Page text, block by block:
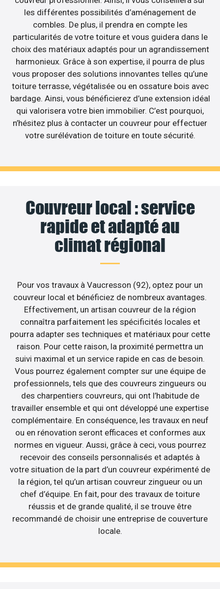
les différentes possibilités d’aménagement de
combles. De plus, il prendra en compte les
particularités de votre toiture et vous guidera dans le
choix des matériaux adaptés pour un agrandissement
harmonieux. Grâce à son expertise, il pourra de plus
vous proposer des solutions innovantes telles qu’une
toiture terrasse, végétalisée ou en ossature bois avec
bardage. Ainsi, vous bénéficierez d’une extension idéal
qui valorisera votre bien immobilier. C’est pourquoi,
n’hésitez plus à contacter un couvreur pour effectuer
votre surélévation de toiture en toute sécurité.
Couvreur local : service
rapide et adapté au
climat régional
Pour vos travaux à Vaucresson (92), optez pour un
couvreur local et bénéficiez de nombreux avantages.
Effectivement, un artisan couvreur de la région
connaîtra parfaitement les spécificités locales et
pourra adapter ses techniques et matériaux pour cette
raison. Pour cette raison, la proximité permettra un
suivi maximal et un service rapide en cas de besoin.
Vous pourrez également compter sur une équipe de
professionnels, tels que des couvreurs zingueurs ou
des charpentiers couvreurs, qui ont l’habitude de
travailler ensemble et qui ont développé une expertise
complémentaire. En conséquence, les travaux en neuf
ou en rénovation seront efficaces et conformes aux
normes en vigueur. Aussi, grâce à ceci, vous pourrez
recevoir des conseils personnalisés et adaptés à
votre situation de la part d’un couvreur expérimenté de
la région, tel qu’un artisan couvreur zingueur ou un
chef d’équipe. En fait, pour des travaux de toiture
réussis et de grande qualité, il se trouve être
recommandé de choisir une entreprise de couverture
locale.